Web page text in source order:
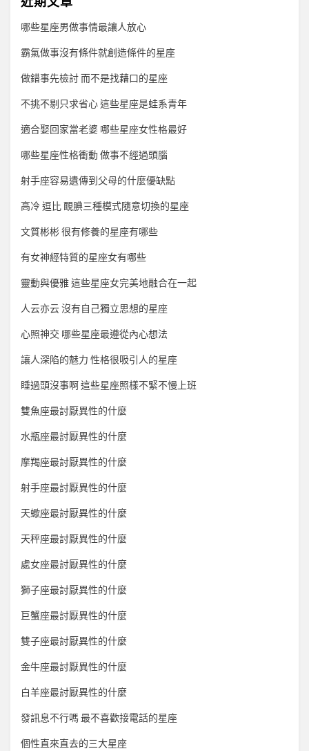
哪些星座男做事情最讓人放心
霸氣做事沒有條件就創造條件的星座
做錯事先檢討 而不是找藉口的星座
不挑不剔只求省心 這些星座是蛙系青年
適合娶回家當老婆 哪些星座女性格最好
哪些星座性格衝動 做事不經過頭腦
射手座容易遺傳到父母的什麼優缺點
高冷 逗比 靦腆三種模式隨意切換的星座
文質彬彬 很有修養的星座有哪些
有女神經特質的星座女有哪些
靈動與優雅 這些星座女完美地融合在一起
人云亦云 沒有自己獨立思想的星座
心照神交 哪些星座最遵從內心想法
讓人深陷的魅力 性格很吸引人的星座
睡過頭沒事啊 這些星座照樣不緊不慢上班
雙魚座最討厭異性的什麼
水瓶座最討厭異性的什麼
摩羯座最討厭異性的什麼
射手座最討厭異性的什麼
天蠍座最討厭異性的什麼
天秤座最討厭異性的什麼
處女座最討厭異性的什麼
獅子座最討厭異性的什麼
巨蟹座最討厭異性的什麼
雙子座最討厭異性的什麼
金牛座最討厭異性的什麼
白羊座最討厭異性的什麼
發訊息不行嗎 最不喜歡接電話的星座
個性直來直去的三大星座